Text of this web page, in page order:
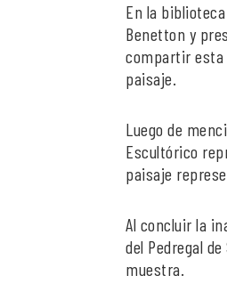
En la
Benetton y
compartir esta
paisaje.
Luego de
Escultórico
paisaje
Al concluir la
del Pedregal
muestra.